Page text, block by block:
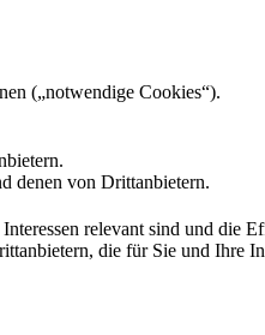
(„notwendige Cookies“).
denen von Drittanbietern.
relevant sind und die
die für Sie und Ihre